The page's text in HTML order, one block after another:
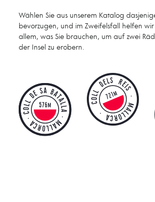
Wählen Sie aus unserem Katalog
bevorzugen, und im Zweifelsfall helfen
allem, was Sie brauchen, um auf zwei
der Insel zu erobern.